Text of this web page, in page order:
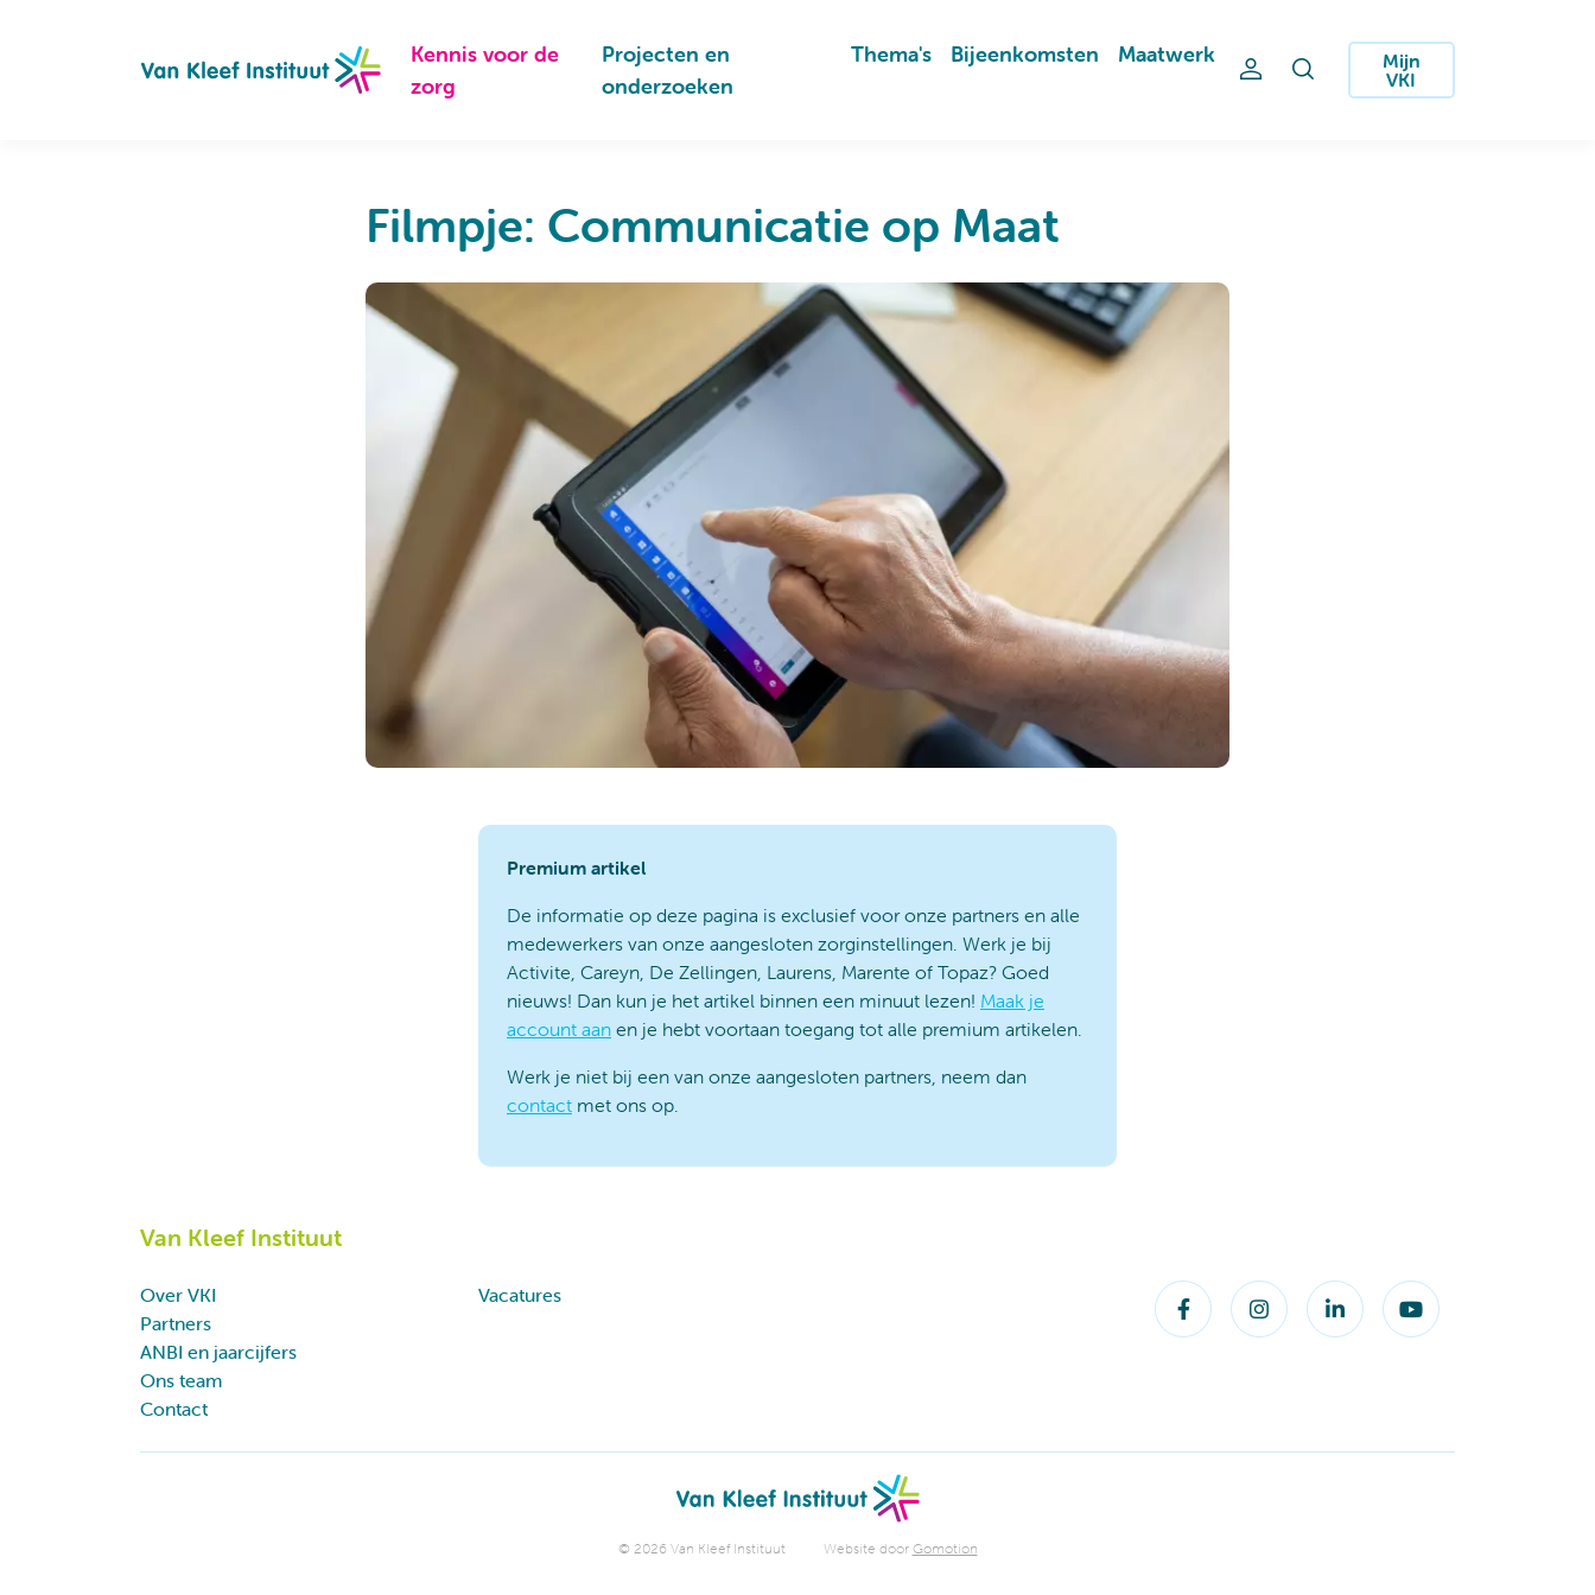
Mijn
VKI
Kennis voor de
zorg
Projecten en
onderzoeken
Thema's Bijeenkomsten Maatwerk
Filmpje: Communicatie op Maat
Premium artikel
De informatie op deze pagina is exclusief voor onze partners en alle
medewerkers van onze aangesloten zorginstellingen. Werk je bij
Activite, Careyn, De Zellingen, Laurens, Marente of Topaz? Goed
nieuws! Dan kun je het artikel binnen een minuut lezen! Maak je
account aan en je hebt voortaan toegang tot alle premium artikelen.
Werk je niet bij een van onze aangesloten partners, neem dan
contact met ons op.
Van Kleef Instituut
Over VKI
Partners
ANBI en jaarcijfers
Ons team
Contact
Vacatures
© 2026 Van Kleef Instituut Website door Gomotion